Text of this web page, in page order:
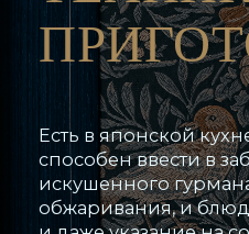
Есть в японской кухне
способен ввести в
искушенного гурмана.
обжаривания, и блюдо
и даже указание на соус
вышло, что одно слово
значений? Давайте
и выясним, в чем же
термина.